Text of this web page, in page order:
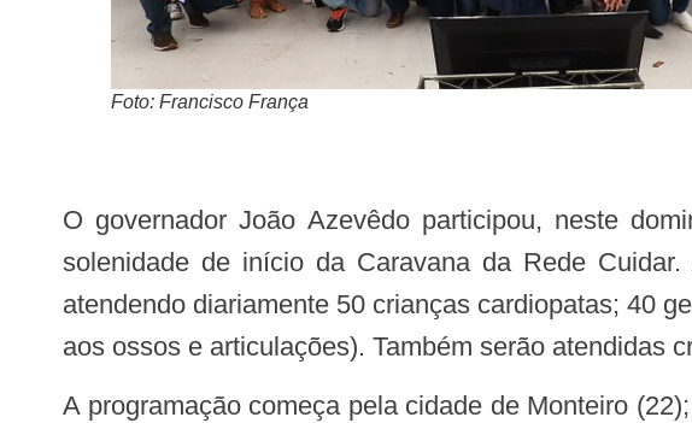
Foto: Francisco França
O governador João Azevêdo participou, neste domingo (21), no Espaço Cultural José Lins do Rego, em João Pessoa, da
solenidade de início da Caravana da Rede
atendendo diariamente 50 crianças cardiopatas; 40
aos ossos e articulações). Também serão atendidas
A programação começa pela cidade de Monteiro (22); em seguida, Princesa Isabel (23); Itaporanga (24); Cajazeiras (25); Sousa